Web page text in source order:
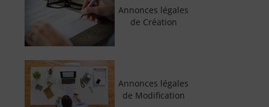
Annonces légales
de Création
Annonces légales
de Modification